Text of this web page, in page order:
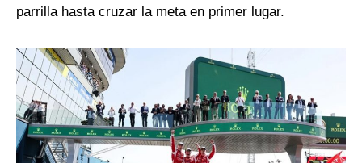
parrilla hasta cruzar la meta en primer lugar.